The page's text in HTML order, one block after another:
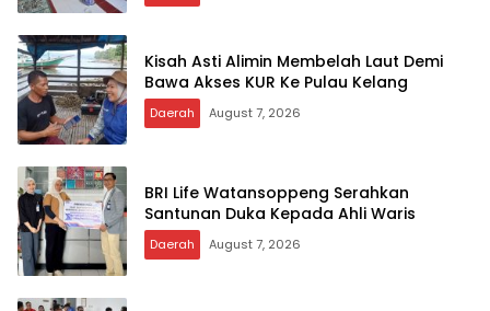
Kisah Asti Alimin Membelah Laut Demi
Bawa Akses KUR Ke Pulau Kelang
Daerah August 7, 2026
BRI Life Watansoppeng Serahkan
Santunan Duka Kepada Ahli Waris
Daerah August 7, 2026